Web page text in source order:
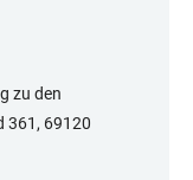
zu den
361, 69120